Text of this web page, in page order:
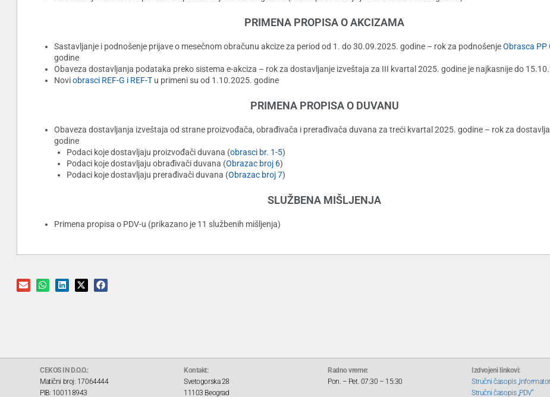
PRIMENA PROPISA O AKCIZAMA
Sastavljanje i podnošenje prijave o mesečnom obračunu akcize za period od 1. do 30.09.2025. godine – rok za podnošenjeObrasca PP
godine
Obaveza dostavljanja podataka preko sistema e-akciza – rok za dostavljanje izveštaja za III kvartal 2025. godine je najkasnije do
Noviobrasci REF-G i REF-T u primeni su od 1.10.2025. godine
PRIMENA PROPISA O DUVANU
Obaveza dostavljanja izveštaja od strane proizvođača, obrađivača i prerađivača duvana za treći kvartal 2025. godine – rok za
godine
Podaci koje dostavljaju proizvođači duvana (obrasci br. 1-5)
Podaci koje dostavljaju obrađivači duvana (Obrazac broj 6)
Podaci koje dostavljaju prerađivači duvana (Obrazac broj 7)
SLUŽBENA MIŠLJENJA
Primena propisa o PDV-u (prikazano je 11 službenih mišljenja)
CEKOS IN D.O.O.:
Matični broj: 17064444
PIB: 100118943
Kontakt:
Svetogorska 28
11103 Beograd
Radno vreme:
Pon. – Pet. 07:30 – 15:30
Izdvojeni linkovi:
Stručni časopis
Stručni časopis „PDV“